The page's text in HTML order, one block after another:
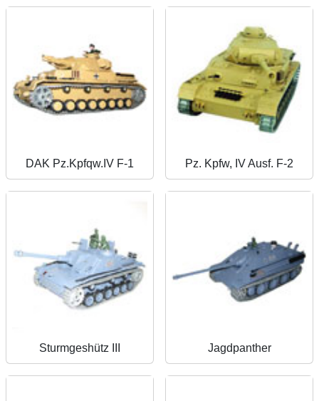
DAK Pz.Kpfqw.IV F-1 Pz. Kpfw, IV Ausf. F-2
Sturmgeshütz III Jagdpanther